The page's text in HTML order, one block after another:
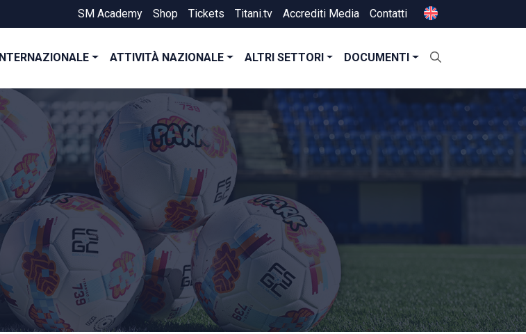
SM Academy Shop Tickets Titani.tv Accrediti Media Contatti
INTERNAZIONALE ATTIVITÀ NAZIONALE ALTRI SETTORI DOCUMENTI